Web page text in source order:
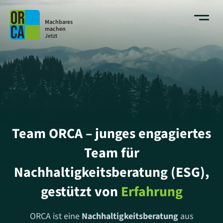
Machbares
machen
Jetzt
Team ORCA – junges engagiertes
Team für
Nachhaltigkeitsberatung (ESG),
gestützt von Erfahrung
ORCA ist eine Nachhaltigkeitsberatungaus